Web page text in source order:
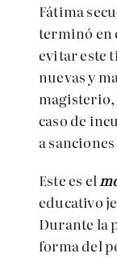
Fátima
terminó en
evitar este
nuevas y
magisterio,
caso de
a
Este es el
educativo
Durante la
forma del